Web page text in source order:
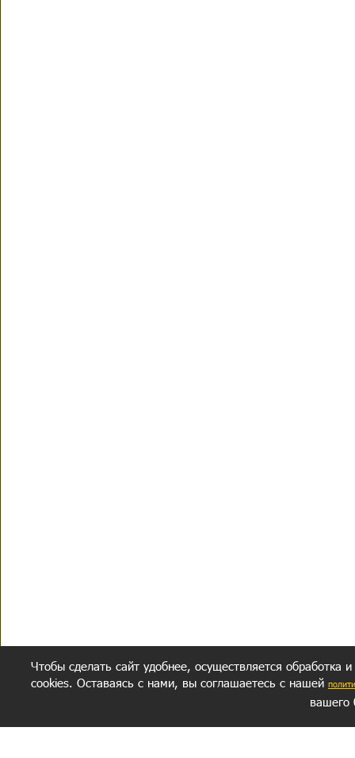
Чтобы сделать сайт удобнее, осуществляется обработка
cookies. Оставаясь с нами, вы соглашаетесь с нашей
вашего